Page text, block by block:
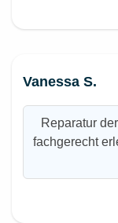
Vanessa S.
Reparatur
fachgerecht